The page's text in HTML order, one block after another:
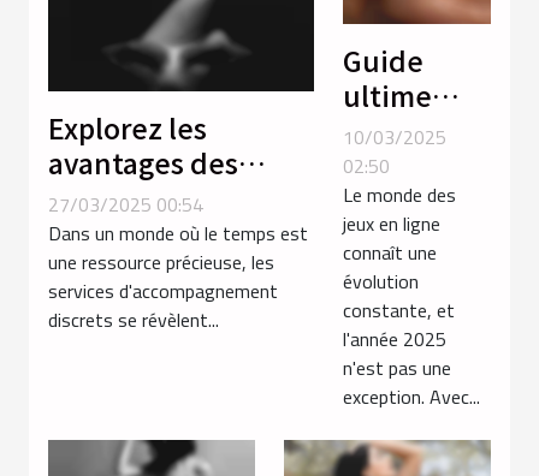
Explorez les
avantages des
services discrets
d'accompagnement
près des gares
27/03/2025 00:54
Dans un monde où le temps est
une ressource précieuse, les
services d'accompagnement
discrets se révèlent...
Guide
ultime
pour
choisir les
meilleurs
jeux de
sexe
gratuits en
2025
10/03/2025
02:50
Le monde des
jeux en ligne
connaît une
évolution
constante, et
l'année 2025
n'est pas une
exception. Avec...